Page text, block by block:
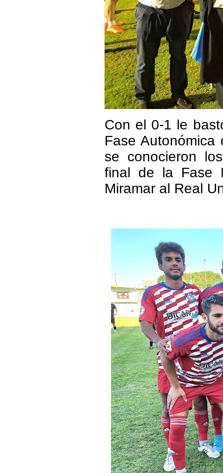
Con el 0-1 le
Fase Autonómica
se conocieron
final de la Fase
Miramar al Real